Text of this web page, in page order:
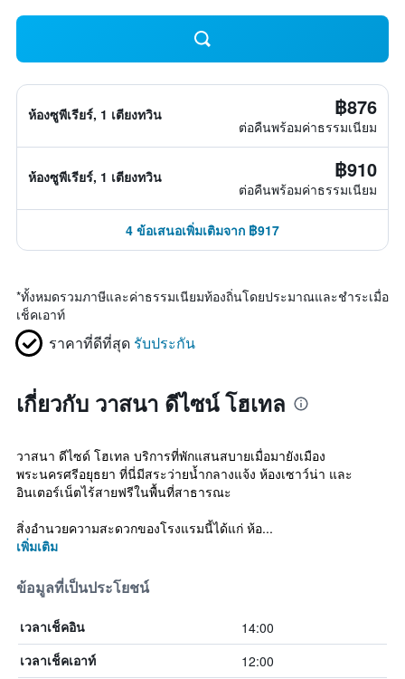
ห้องซูพีเรียร์, 1 เตียงทวิน ฿876
ต่อคืนพร้อมค่าธรรมเนียม
ห้องซูพีเรียร์, 1 เตียงทวิน ฿910
ต่อคืนพร้อมค่าธรรมเนียม
4 ข้อเสนอเพิ่มเติมจาก ฿917
*ทั้งหมดรวมภาษีและค่าธรรมเนียมท้องถิ่นโดยประมาณและชำระเมื่อ
เช็คเอาท์
ราคาที่ดีที่สุด รับประกัน
เกี่ยวกับ วาสนา ดีไซน์ โฮเทล
วาสนา ดีไซด์ โฮเทล บริการที่พักแสนสบายเมื่อมายังเมือง
พระนครศรีอยุธยา ที่นี่มีสระว่ายน้ำกลางแจ้ง ห้องเซาว์น่า และ
อินเตอร์เน็ตไร้สายฟรีในพื้นที่สาธารณะ
สิ่งอำนวยความสะดวกของโรงแรมนี้ได้แก่ ห้อ...
เพิ่มเติม
ข้อมูลที่เป็นประโยชน์
เวลาเช็คอิน 14:00
เวลาเช็คเอาท์ 12:00